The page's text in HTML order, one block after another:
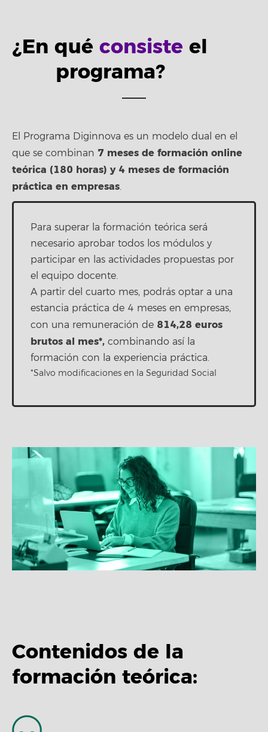
¿En qué consiste el
programa?
El Programa Diginnova es un modelo dual en el
que se combinan 7 meses de formación online
teórica (180 horas) y 4 meses de formación
práctica en empresas.
Para superar la formación teórica será
necesario aprobar todos los módulos y
participar en las actividades propuestas por
el equipo docente.
A partir del cuarto mes, podrás optar a una
estancia práctica de 4 meses en empresas,
con una remuneración de 814,28 euros
brutos al mes*, combinando así la
formación con la experiencia práctica.
*Salvo modificaciones en la Seguridad Social
Contenidos de la
formación teórica: